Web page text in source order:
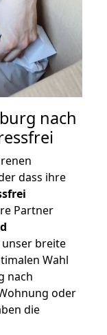
nach
dass ihre
Partner
breite
Wahl
nach
oder
die